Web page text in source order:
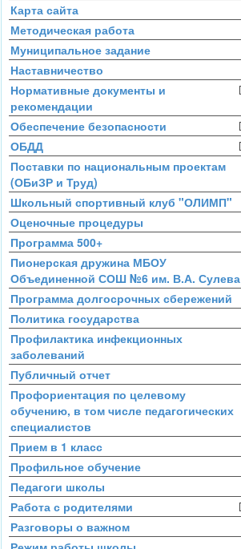
Карта сайта
Методическая работа
Муниципальное задание
Наставничество
Нормативные документы и
рекомендации
Обеспечение безопасности
ОБДД
Поставки по национальным проектам
(ОБиЗР и Труд)
Школьный спортивный клуб "ОЛИМП"
Оценочные процедуры
Программа 500+
Пионерская дружина МБОУ
Объединенной СОШ №6 им. В.А. Сулева
Программа долгосрочных сбережений
Политика государства
Профилактика инфекционных
заболеваний
Публичный отчет
Профориентация по целевому
обучению, в том числе педагогических
специалистов
Прием в 1 класс
Профильное обучение
Педагоги школы
Работа с родителями
Разговоры о важном